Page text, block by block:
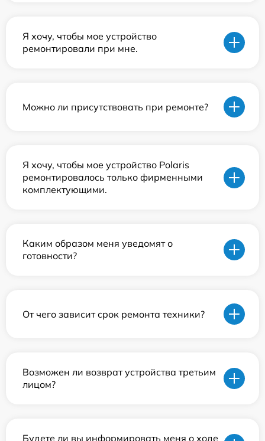
Я хочу, чтобы мое устройство
ремонтировали при мне.
Можно ли присутствовать при ремонте?
Я хочу, чтобы мое устройство Polaris
ремонтировалось только фирменными
комплектующими.
Каким образом меня уведомят о
готовности?
От чего зависит срок ремонта техники?
Возможен ли возврат устройства третьим
лицом?
Будете ли вы информировать меня о ходе